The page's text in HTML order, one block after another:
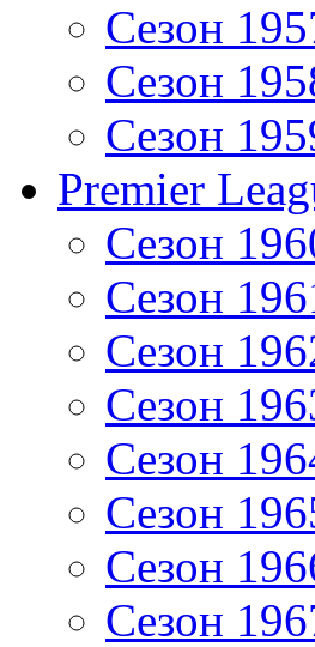
Сезон
Сезон
Сезон
Premier
Сезон
Сезон
Сезон
Сезон
Сезон
Сезон
Сезон
Сезон